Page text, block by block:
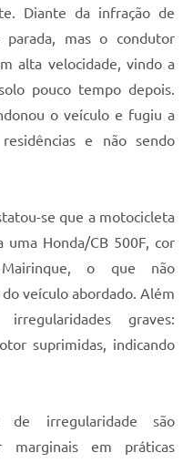
Diante da infração de
mas o condutor
alta velocidade, vindo a
pouco tempo depois.
o veículo e fugiu a
e não sendo
se que a motocicleta
Honda/CB 500F, cor
o que não
veículo abordado. Além
graves:
suprimidas, indicando
irregularidade são
marginais em práticas